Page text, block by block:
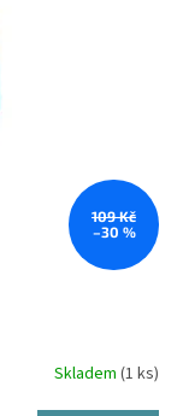
109 Kč
–30 %
Skladem(1 ks)